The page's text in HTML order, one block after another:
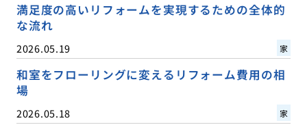
満足度の高いリフォームを実現するための全体的
な流れ
2026.05.19 家
和室をフローリングに変えるリフォーム費用の相
場
2026.05.18 家